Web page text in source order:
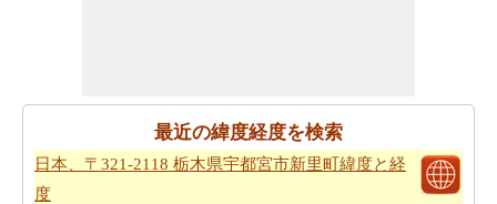
最近の緯度経度を検索
日本、〒321-2118 栃木県宇都宮市新里町緯度と経
度